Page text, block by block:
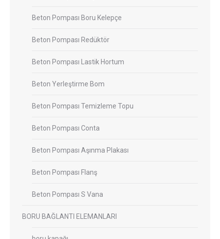
Beton Pompası Boru Kelepçe
Beton Pompası Redüktör
Beton Pompası Lastik Hortum
Beton Yerleştirme Bom
Beton Pompası Temizleme Topu
Beton Pompası Conta
Beton Pompası Aşınma Plakası
Beton Pompası Flanş
Beton Pompası S Vana
BORU BAĞLANTI ELEMANLARI